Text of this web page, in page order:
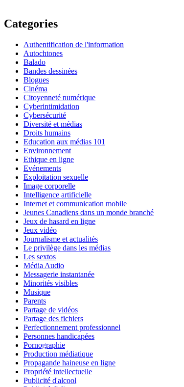
Categories
Authentification de l'information
Autochtones
Balado
Bandes dessinées
Blogues
Cinéma
Citoyenneté numérique
Cyberintimidation
Cybersécurité
Diversité et médias
Droits humains
Education aux médias 101
Environnement
Ethique en ligne
Evénements
Exploitation sexuelle
Image corporelle
Intelligence artificielle
Internet et communication mobile
Jeunes Canadiens dans un monde branché
Jeux de hasard en ligne
Jeux vidéo
Journalisme et actualités
Le privilège dans les médias
Les sextos
Média Audio
Messagerie instantanée
Minorités visibles
Musique
Parents
Partage de vidéos
Partage des fichiers
Perfectionnement professionnel
Personnes handicapées
Pornographie
Production médiatique
Propagande haineuse en ligne
Propriété intellectuelle
Publicité d'alcool